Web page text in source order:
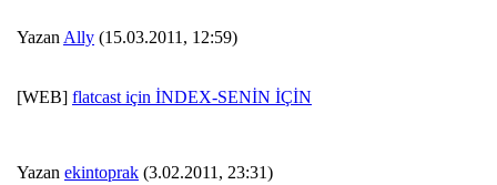
Yazan Ally (15.03.2011, 12:59)
[WEB] flatcast için İNDEX-SENİN İÇİN
Yazan ekintoprak (3.02.2011, 23:31)